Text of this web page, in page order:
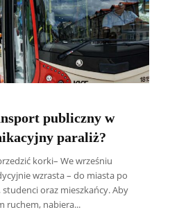
publiczny w
paraliż?
korki– We wrześniu
wzrasta – do miasta po
oraz mieszkańcy. Aby
ruchem, nabiera...
Borowik
Antoni Radczenko
Artur Płokszto
Grzegorz Górny
Wąsowicz SDB